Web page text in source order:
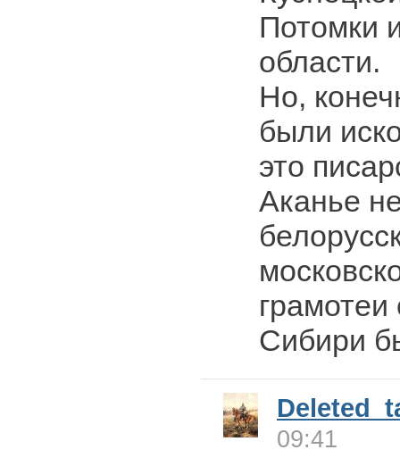
Потомки
области.
Но,
были
это
Аканье
грамотеи
Сибири
09:41